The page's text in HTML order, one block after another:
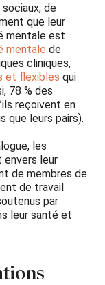
sociaux, de
que leur
mentale est
mentale de
cliniques,
et flexibles qui
78 % des
reçoivent en
que leurs pairs).
les
envers leur
de membres de
de travail
par
leur santé et